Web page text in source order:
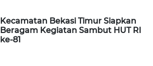
Kecamatan Bekasi Timur Siapkan
Beragam Kegiatan Sambut HUT RI
ke-81